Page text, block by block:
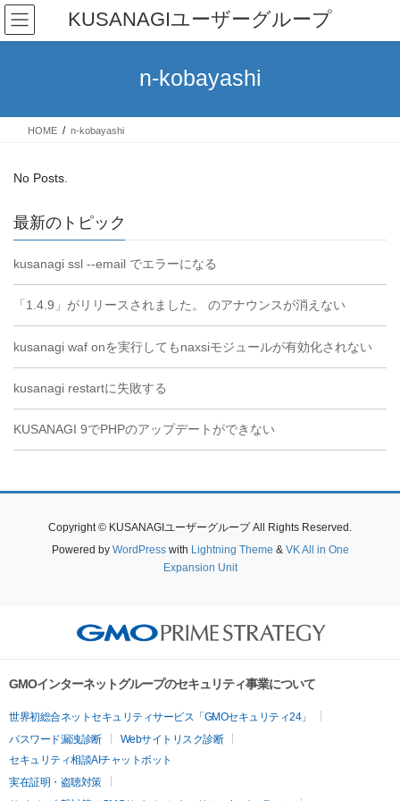
Skip
the
Skip
the
KUSANAGIユーザーグループ
n-kobayashi
HOME n-kobayashi
No Posts.
最新のトピック
kusanagi ssl --email でエラーになる
「1.4.9」がリリースされました。 のアナウンスが消えない
kusanagi waf onを実行してもnaxsiモジュールが有効化されない
kusanagi restartに失敗する
KUSANAGI 9でPHPのアップデートができない
Copyright © KUSANAGIユーザーグループ All Rights Reserved.
Powered by WordPresswith Lightning Theme & VK All in One
Expansion Unit
GMOインターネットグループのセキュリティ事業について
世界初総合ネットセキュリティサービス「GMOセキュリティ24」
パスワード漏洩診断
Webサイトリスク診断
セキュリティ相談AIチャットボット
実在証明・盗聴対策